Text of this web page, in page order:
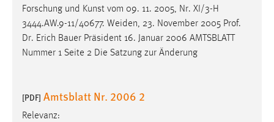
Forschung und Kunst vom 09. 11. 2005, Nr. XI/3-H
3444.AW.9-11/40677. Weiden, 23. November 2005 Prof.
Dr. Erich Bauer Präsident 16. Januar 2006 AMTSBLATT
Nummer 1 Seite 2 Die Satzung zur Änderung
[PDF] Amtsblatt Nr. 2006 2
Relevanz: